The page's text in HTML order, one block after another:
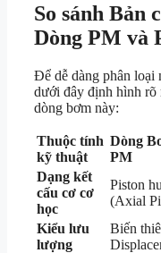
So sánh Bản
Dòng PM và
Để dễ dàng phân loại
dưới đây định hình rõ
dòng bơm này:
Thuộc tính
kỹ thuật
Dòng
PM
Dạng kết
cấu cơ cơ
học
Piston
(Axial
Kiểu lưu
lượng
Biến